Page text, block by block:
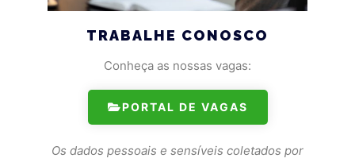
TRABALHE CONOSCO
Conheça as nossas vagas:
PORTAL DE VAGAS
Os dados pessoais e sensíveis coletados por